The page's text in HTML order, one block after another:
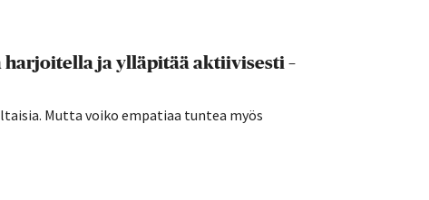
harjoitella ja ylläpitää aktiivisesti –
Mutta voiko empatiaa tuntea myös